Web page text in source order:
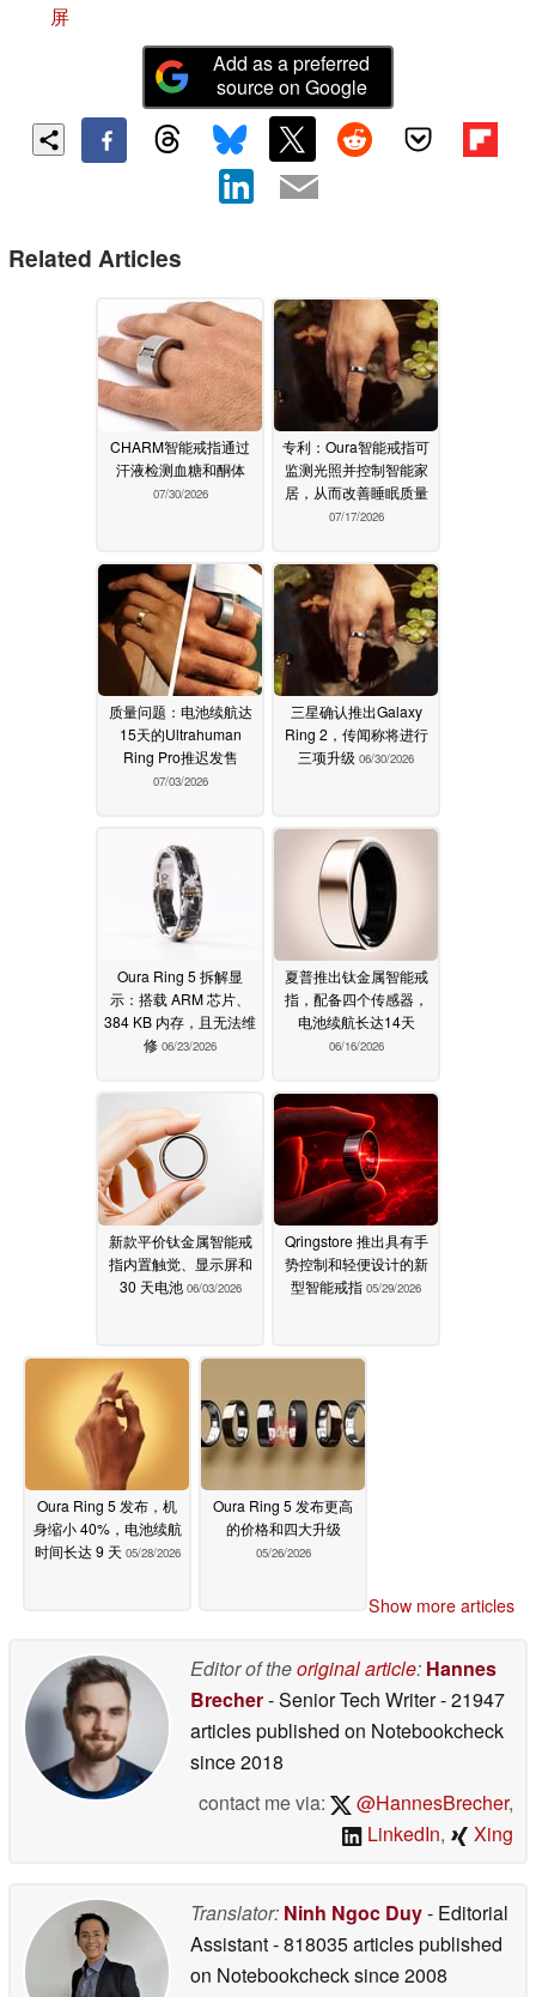
屏
Add as a preferred
source on Google
Related Articles
CHARM智能戒指通过
汗液检测血糖和酮体
07/30/2026
专利：Oura智能戒指可
监测光照并控制智能家
居，从而改善睡眠质量
07/17/2026
质量问题：电池续航达
15天的Ultrahuman
Ring Pro推迟发售
07/03/2026
三星确认推出Galaxy
Ring 2，传闻称将进行
三项升级 06/30/2026
Oura Ring 5 拆解显
示：搭载 ARM 芯片、
384 KB 内存，且无法维
修 06/23/2026
夏普推出钛金属智能戒
指，配备四个传感器，
电池续航长达14天
06/16/2026
新款平价钛金属智能戒
指内置触觉、显示屏和
30 天电池 06/03/2026
Qringstore 推出具有手
势控制和轻便设计的新
型智能戒指 05/29/2026
Oura Ring 5 发布，机
身缩小 40%，电池续航
时间长达 9 天 05/28/2026
Oura Ring 5 发布更高
的价格和四大升级
05/26/2026
Show more articles
Editor of theoriginal article: Hannes
Brecher- Senior Tech Writer- 21947
articles published on Notebookcheck
since 2018
contact me via:
@HannesBrecher,
LinkedIn, Xing
Translator: Ninh Ngoc Duy- Editorial
Assistant- 818035 articles published
on Notebookchecksince 2008